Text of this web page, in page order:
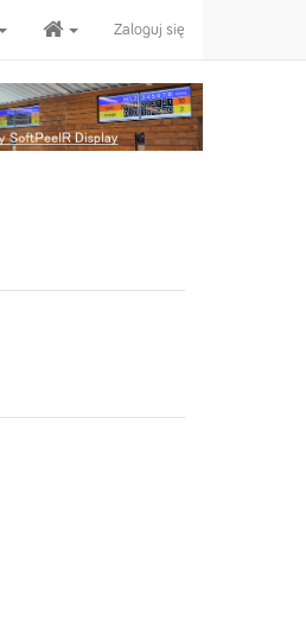
Zaloguj się